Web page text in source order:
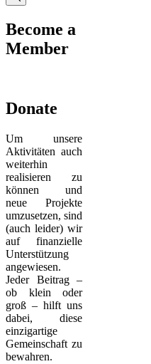
Become a
Member
Donate
Um unsere
Aktivitäten auch
weiterhin
realisieren zu
können und
neue Projekte
umzusetzen, sind
(auch leider) wir
auf finanzielle
Unterstützung
angewiesen.
Jeder Beitrag –
ob klein oder
groß – hilft uns
dabei, diese
einzigartige
Gemeinschaft zu
bewahren.